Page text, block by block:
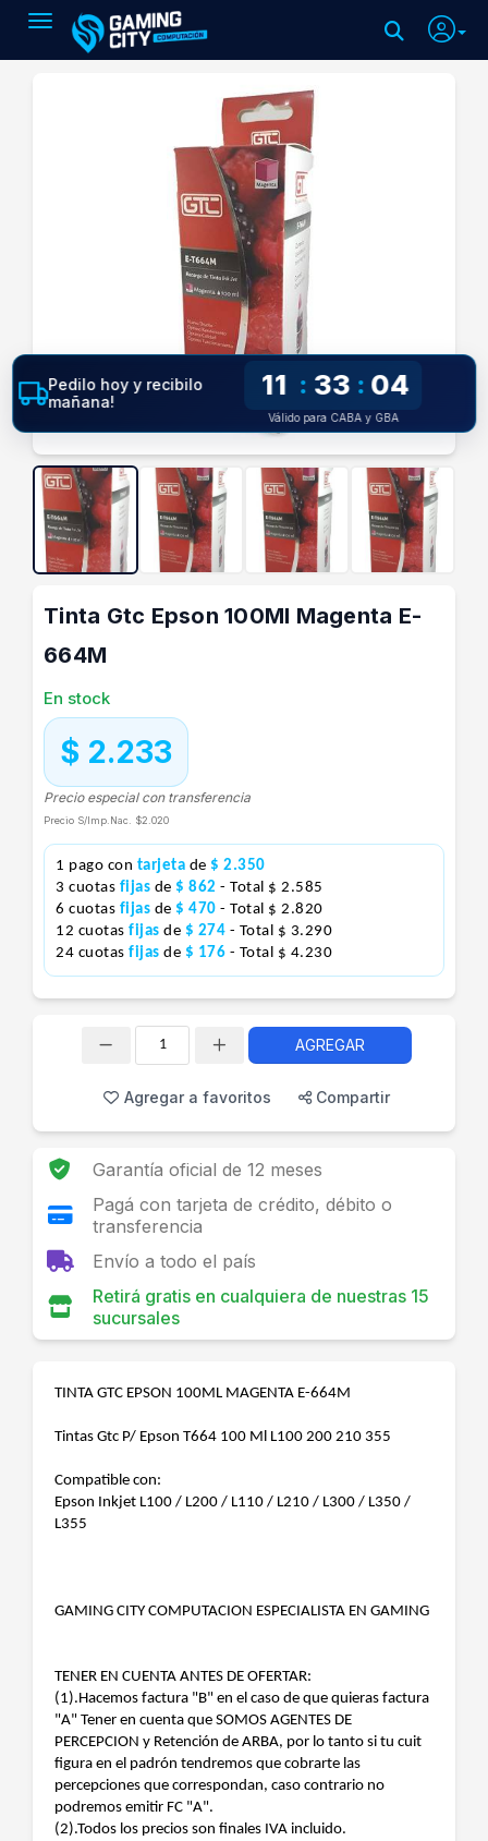
Toggle navigation
Tinta Gtc Epson 100Ml Magenta E-
664M
En stock
$ 2.233
Precio especial con transferencia
Precio S/Imp.Nac. $2.020
1 pago con tarjeta de $ 2.350
3 cuotas fijas de $ 862 - Total $ 2.585
6 cuotas fijas de $ 470 - Total $ 2.820
12 cuotas fijas de $ 274 - Total $ 3.290
24 cuotas fijas de $ 176 - Total $ 4.230
Pedilo hoy y recibilo
mañana!
11 : 33 : 03
Válido para CABA y GBA
AGREGAR
Agregar a favoritos Compartir
Garantía oficial de 12 meses
Pagá con tarjeta de crédito, débito o
transferencia
Envío a todo el país
Retirá gratis en cualquiera de nuestras 15
sucursales
TINTA GTC EPSON 100ML MAGENTA E-664M
Tintas Gtc P/ Epson T664 100 Ml L100 200 210 355
Compatible con:
Epson Inkjet L100 / L200 / L110 / L210 / L300 / L350 /
L355
GAMING CITY COMPUTACION ESPECIALISTA EN GAMING
TENER EN CUENTA ANTES DE OFERTAR:
(1).Hacemos factura "B" en el caso de que quieras factura
"A" Tener en cuenta que SOMOS AGENTES DE
PERCEPCION y Retención de ARBA, por lo tanto si tu cuit
figura en el padrón tendremos que cobrarte las
percepciones que correspondan, caso contrario no
podremos emitir FC "A".
(2).Todos los precios son finales IVA incluido.